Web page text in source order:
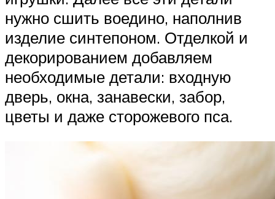
нужно сшить воедино, наполнив
изделие синтепоном. Отделкой и
декорированием добавляем
необходимые детали: входную
дверь, окна, занавески, забор,
цветы и даже сторожевого пса.